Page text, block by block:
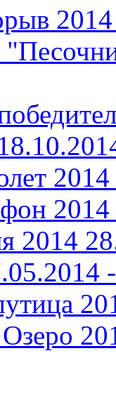
2014
2014
2014
2014